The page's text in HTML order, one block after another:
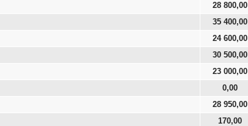
28 800,00
35 400,00
24 600,00
30 500,00
23 000,00
0,00
28 950,00
170,00